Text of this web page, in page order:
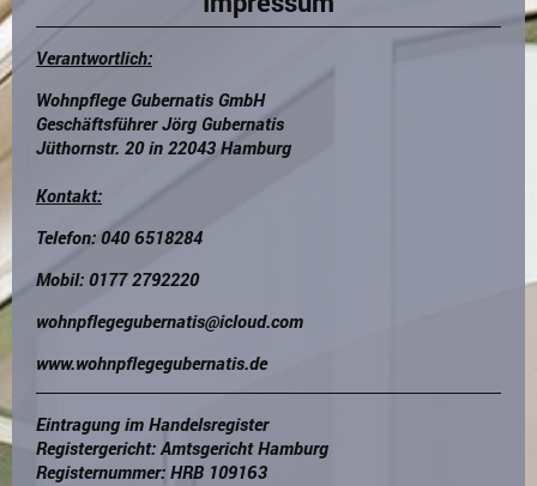
Verantwortlich:
Wohnpflege Gubernatis GmbH
Geschäftsführer Jörg Gubernatis
Jüthornstr. 20 in 22043 Hamburg
Kontakt:
Telefon: 040 6518284
Mobil: 0177 2792220
wohnpflegegubernatis@icloud.com
www.wohnpflegegubernatis.de
Eintragung im Handelsregister
Registergericht: Amtsgericht Hamburg
Registernummer: HRB 109163